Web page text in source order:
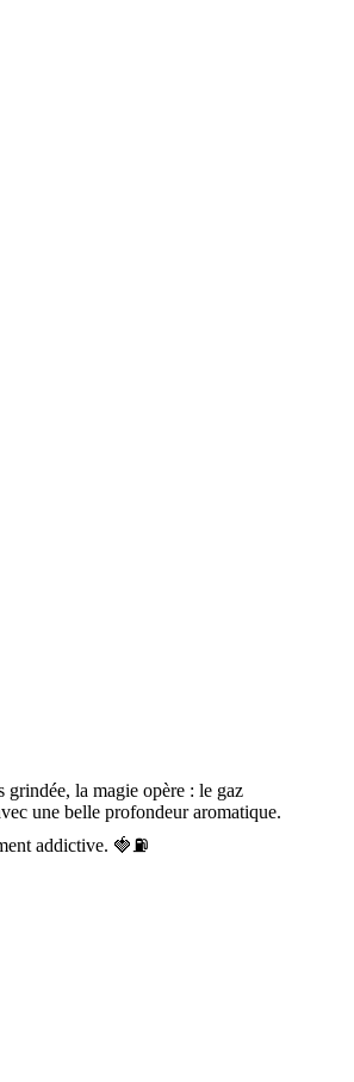
la magie opère : le gaz
une belle profondeur aromatique.
addictive. 🍓⛽